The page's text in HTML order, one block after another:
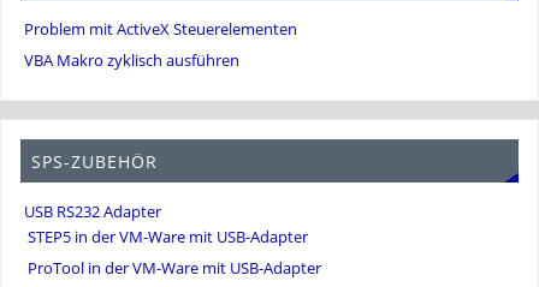
Problem mit ActiveX Steuerelementen
VBA Makro zyklisch ausführen
SPS-ZUBEHÖR
USB RS232 Adapter
STEP5 in der VM-Ware mit USB-Adapter
ProTool in der VM-Ware mit USB-Adapter